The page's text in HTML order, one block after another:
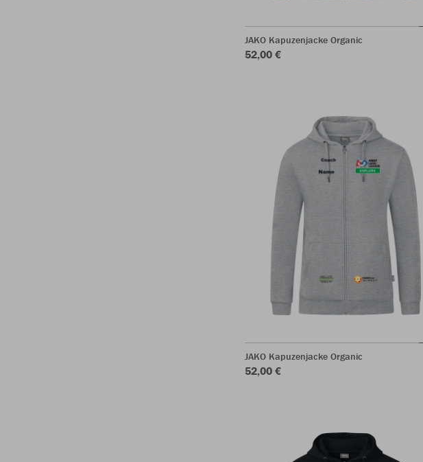
JAKO Kapuzenjacke Organic
52,00 €
JAKO Kapuzenjacke Organic
52,00 €